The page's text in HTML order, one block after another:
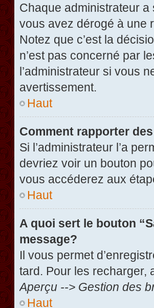
Chaque administrateur
vous avez dérogé à une
Notez que c’est la
n’est pas concerné par
l’administrateur si vous
avertissement.
Haut
Comment rapporter
Si l’administrateur l’a
devriez voir un bouton
vous accéderez aux
Haut
A quoi sert le bouton
message?
Il vous permet
tard. Pour les recharger,
Aperçu --> Gestion des
Haut